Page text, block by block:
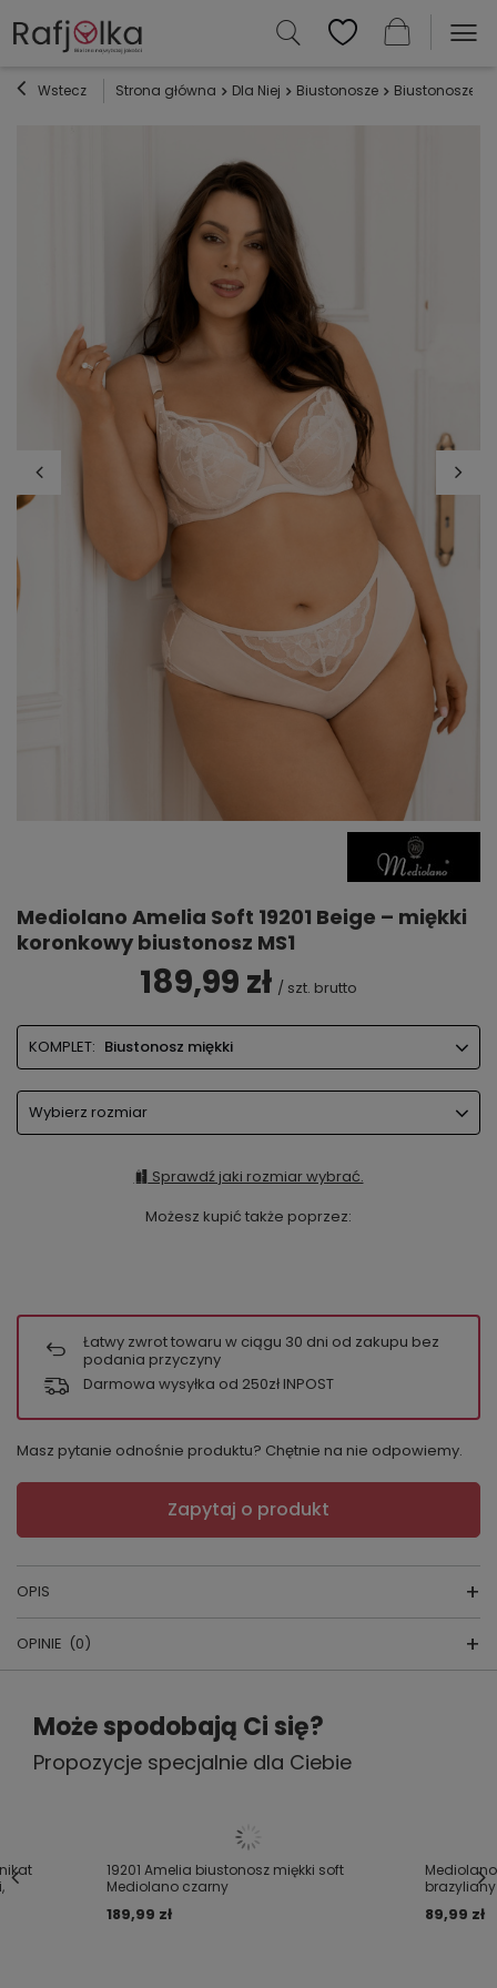
Wstecz Strona główna Dla Niej Biustonosze Biustonosze
Mediolano Amelia Soft 19201 Beige – miękki
koronkowy biustonosz MS1
189,99 zł / szt. brutto
KOMPLET: Biustonosz miękki
Wybierz rozmiar
Sprawdź jaki rozmiar wybrać.
Możesz kupić także poprzez:
Łatwy zwrot towaru w ciągu 30 dni od zakupu bez
podania przyczyny
Darmowa wysyłka od 250zł INPOST
Masz pytanie odnośnie produktu? Chętnie na nie odpowiemy.
Zapytaj o produkt
OPIS
Bawełna
WYPRODUKOWANE PRZEZ POLSKĄ
miękkiego biustonosza, który
łączy subtelną elegancję z realnym
podtrzymaniem, model
Soft 19201 Beige
OPINIE (0)
Napisz swoją opinię
Twoja ocena:
Może spodobają Ci się?
Propozycje specjalnie dla Ciebie
19201 Amelia biustonosz miękki soft
Mediolano czarny
189,99 zł 89,99 zł